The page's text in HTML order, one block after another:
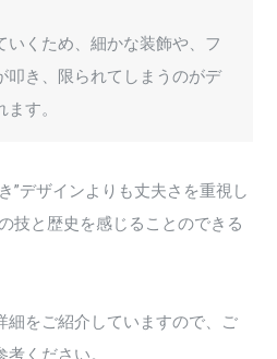
いくため、細かな装飾や、フ
叩き、限られてしまうのがデ
す。
”デザインよりも丈夫さを重視し
技と歴史を感じることのできる
細をご紹介していますので、ご
ください。